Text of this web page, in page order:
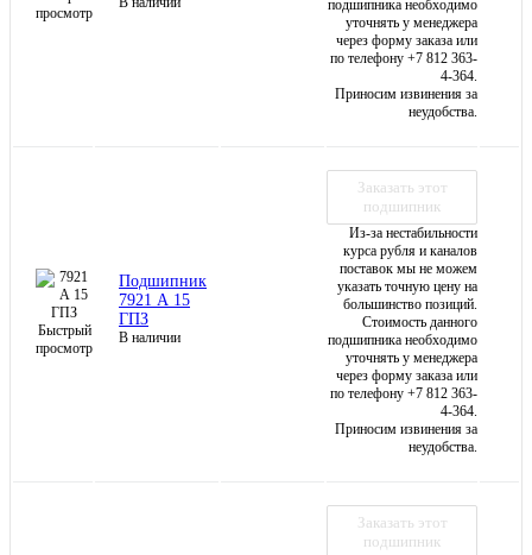
просмотр
подшипника необходимо
уточнять у менеджера
через форму заказа или
по телефону +7 812 363-
4-364.
Приносим извинения за
неудобства.
Быстрый
просмотр
Подшипник
7921 А 15
ГПЗ
В наличии
Заказать этот
подшипник
Из-за нестабильности
курса рубля и каналов
поставок мы не можем
указать точную цену на
большинство позиций.
Стоимость данного
подшипника необходимо
уточнять у менеджера
через форму заказа или
по телефону +7 812 363-
4-364.
Приносим извинения за
неудобства.
Заказать этот
подшипник